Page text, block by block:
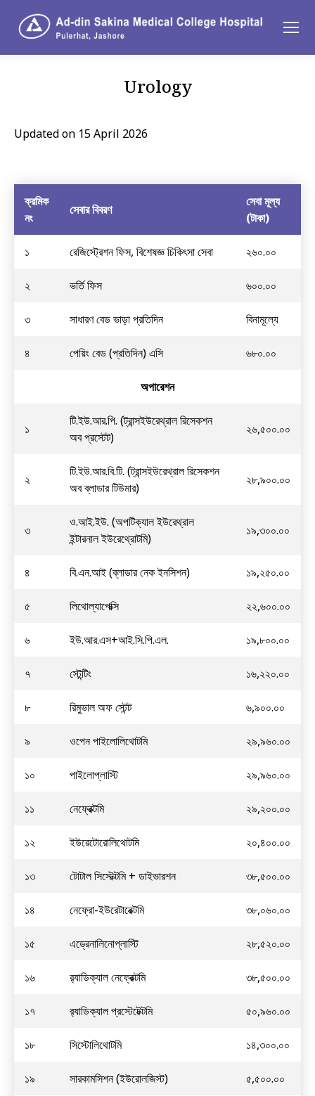
Urology
Updated on 15 April 2026
ক্রমিক
নং
সেবার বিবরণ
সেবা মূল্য
(টাকা)
১ রেজিস্ট্রেশন ফিস, বিশেষজ্ঞ চিকিৎসা সেবা ২৬০.০০
২ ভর্তি ফিস ৬০০.০০
৩ সাধারণ বেড ভাড়া প্রতিদিন বিনামূল্যে
৪ পেয়িং বেড (প্রতিদিন) এসি ৬৮০.০০
অপারেশন
১
টি.ইউ.আর.পি. (ট্রান্সইউরেথ্রাল রিসেকশন
অব প্রস্টেট)
২৬,৫০০.০০
২
টি.ইউ.আর.বি.টি. (ট্রান্সইউরেথ্রাল রিসেকশন
অব ব্লাডার টিউমার)
২৮,৯০০.০০
৩
ও.আই.ইউ. (অপটিক্যাল ইউরেথ্রাল
ইন্টারনাল ইউরেথ্রোটমি)
১৯,৩০০.০০
৪ বি.এন.আই (ব্লাডার নেক ইনসিশন) ১৯,২৫০.০০
৫ লিথোল্যাপেক্সি ২২,৬০০.০০
৬ ইউ.আর.এস+আই.সি.পি.এল. ১৯,৮০০.০০
৭ স্টেন্টিং ১৬,২২০.০০
৮ রিমুভাল অফ স্টেন্ট ৬,৯০০.০০
৯ ওপেন পাইলোলিথোটমি ২৯,৯৬০.০০
১০ পাইলোপ্লাস্টি ২৯,৯৬০.০০
১১ নেফ্রেক্টমি ২৯,২০০.০০
১২ ইউরেটোরোলিথোটমি ২০,৪০০.০০
১৩ টোটাল সিস্টেক্টমি + ডাইভারশন ৩৮,৫০০.০০
১৪ নেফ্রো-ইউরেটারেক্টমি ৩৮,০৬০.০০
১৫ এড্রেনালিনোপ্লাস্টি ২৮,৫২০.০০
১৬ র‍্যাডিক্যাল নেফ্রেক্টমি ৩৮,৫০০.০০
১৭ র‍্যাডিক্যাল প্রস্টেটেক্টমি ৫০,৯৬০.০০
১৮ সিস্টোলিথোটমি ১৪,৩০০.০০
১৯ সারকামসিশন (ইউরোলজিস্ট) ৫,৫০০.০০